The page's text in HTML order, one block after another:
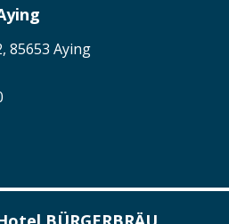
85653 Aying